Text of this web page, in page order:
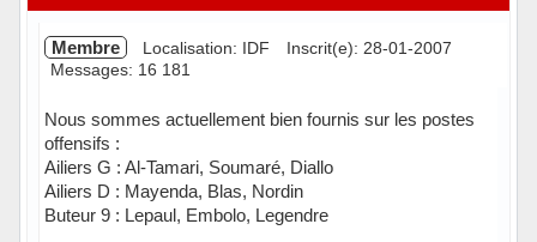
Membre Localisation: IDF
Inscrit(e): 28-01-2007
Messages: 16 181
Nous sommes actuellement bien fournis sur les postes
offensifs :
Ailiers G : Al-Tamari, Soumaré, Diallo
Ailiers D : Mayenda, Blas, Nordin
Buteur 9 : Lepaul, Embolo, Legendre